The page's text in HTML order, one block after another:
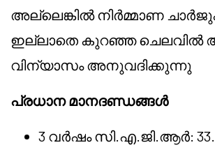
അല്ലെങ്കിൽ നിർമ്മാണ
ഇല്ലാതെ കുറഞ്ഞ ചെലവിൽ
വിന്യാസം അനുവദിക്കുന്നു
പ്രധാന മാനദണ്ഡങ്ങൾ
3 വർഷം സി.എ.ജി.ആർ: